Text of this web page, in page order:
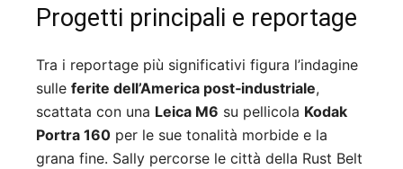
Progetti principali e reportage
Tra i reportage più significativi figura l’indagine
sulle ferite dell’America post‑industriale,
scattata con una Leica M6 su pellicola Kodak
Portra 160 per le sue tonalità morbide e la
grana fine. Sally percorse le città della Rust Belt